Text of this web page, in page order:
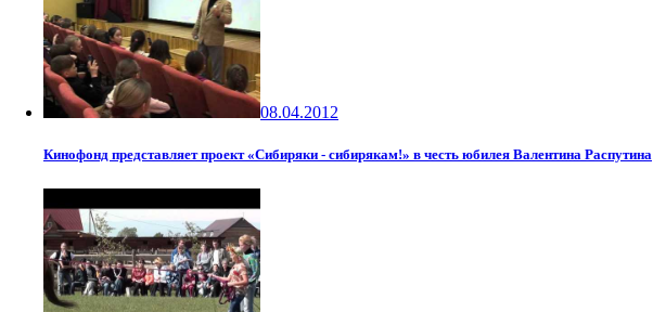
08.04.2012
Кинофонд представляет проект «Сибиряки - сибирякам!» в честь юбилея Валентина Распутина